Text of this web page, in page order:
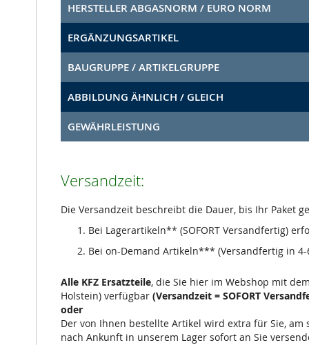
HERSTELLER ABGASNORM / EURO NORM
ERGÄNZUNGSARTIKEL
BAUGRUPPE / ARTIKELGRUPPE
ABBILDUNG ÄHNLICH / GLEICH
GEWÄHRLEISTUNG
Versandzeit:
Die Versandzeit beschreibt die Dauer, bis Ihr Paket
Bei Lagerartikeln** (SOFORT Versandfertig)
Bei on-Demand Artikeln*** (Versandfertig in
Alle KFZ Ersatzteile, die Sie hier im Webshop mit
Holstein) verfügbar (Versandzeit = SOFORT
oder
Der von Ihnen bestellte Artikel wird extra für Sie,
nach Ankunft in unserem Lager sofort an Sie